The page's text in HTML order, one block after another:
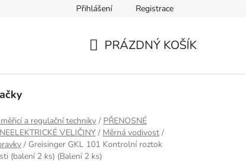
Přihlášení Registrace
PRÁZDNÝ KOŠÍK
a regulační techniky / PŘENOSNÉ
NEELEKTRICKÉ VELIČINY / Měrná vodivost /
/ Greisinger GKL 101 Kontrolní roztok
(balení 2 ks) (Balení 2 ks)